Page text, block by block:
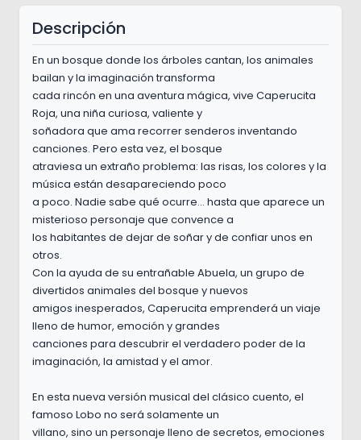
Descripción
En un bosque donde los árboles cantan, los animales
bailan y la imaginación transforma
cada rincón en una aventura mágica, vive Caperucita
Roja, una niña curiosa, valiente y
soñadora que ama recorrer senderos inventando
canciones. Pero esta vez, el bosque
atraviesa un extraño problema: las risas, los colores y la
música están desapareciendo poco
a poco. Nadie sabe qué ocurre... hasta que aparece un
misterioso personaje que convence a
los habitantes de dejar de soñar y de confiar unos en
otros.
Con la ayuda de su entrañable Abuela, un grupo de
divertidos animales del bosque y nuevos
amigos inesperados, Caperucita emprenderá un viaje
lleno de humor, emoción y grandes
canciones para descubrir el verdadero poder de la
imaginación, la amistad y el amor.
En esta nueva versión musical del clásico cuento, el
famoso Lobo no será solamente un
villano, sino un personaje lleno de secretos, emociones